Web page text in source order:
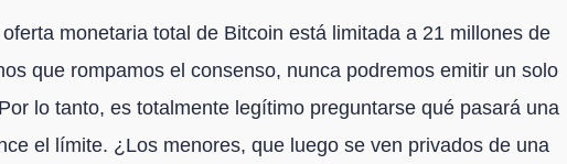
monetaria total de Bitcoin está limitada a 21 millones de
que rompamos el consenso, nunca podremos emitir un solo
lo tanto, es totalmente legítimo preguntarse qué pasará una
el límite. ¿Los menores, que luego se ven privados de una